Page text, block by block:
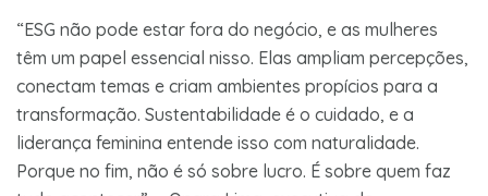
“ESG não pode estar fora do negócio, e as mulheres
têm um papel essencial nisso. Elas ampliam percepções,
conectam temas e criam ambientes propícios para a
transformação. Sustentabilidade é o cuidado, e a
liderança feminina entende isso com naturalidade.
Porque no fim, não é só sobre lucro. É sobre quem faz